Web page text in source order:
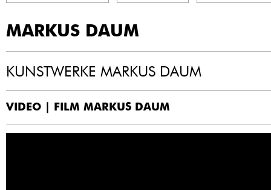
MARKUS DAUM
KUNSTWERKE MARKUS DAUM
VIDEO | FILM MARKUS DAUM